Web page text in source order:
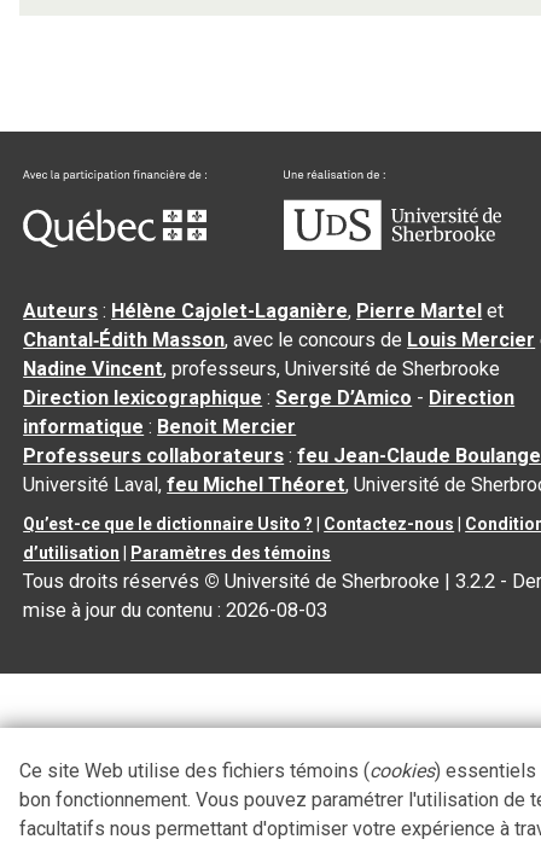
Auteurs : Hélène Cajolet-Laganière, Pierre Martel et
Chantal‑Édith Masson, avec le concours de Louis Mercier
Nadine Vincent, professeurs, Université de Sherbrooke
Direction lexicographique :Serge D’Amico - Direction
informatique : Benoit Mercier
Professeurs collaborateurs :feu Jean-Claude
Université Laval,feu Michel Théoret, Université de
Qu’est-ce que le dictionnaire Usito ? Contactez-nous
d’utilisation
Paramètres des témoins
Tous droits réservés © Université de Sherbrooke |3.2.2 -
mise à jour du contenu :2026-08-03
Ce site Web utilise des fichiers témoins (cookies) essentiels
bon fonctionnement. Vous pouvez paramétrer l'utilisation de
facultatifs nous permettant d'optimiser votre expérience à